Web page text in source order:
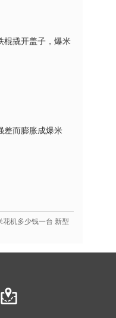
棍撬开盖子，爆米
差而膨胀成爆米
花机多少钱一台 新型